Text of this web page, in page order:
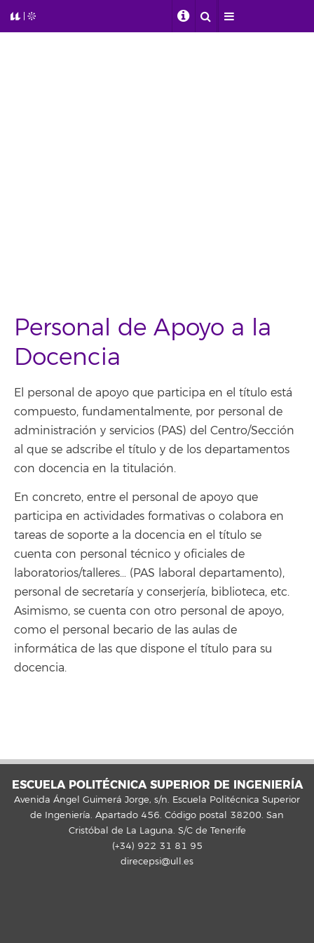
Personal de Apoyo a la
Docencia
El personal de apoyo que participa en el título está
compuesto, fundamentalmente, por personal de
administración y servicios (PAS) del Centro/Sección
al que se adscribe el título y de los departamentos
con docencia en la titulación.
En concreto, entre el personal de apoyo que
participa en actividades formativas o colabora en
tareas de soporte a la docencia en el título se
cuenta con personal técnico y oficiales de
laboratorios/talleres… (PAS laboral departamento),
personal de secretaría y conserjería, biblioteca, etc.
Asimismo, se cuenta con otro personal de apoyo,
como el personal becario de las aulas de
informática de las que dispone el título para su
docencia.
ESCUELA POLITÉCNICA SUPERIOR DE INGENIERÍA
Avenida Ángel Guimerá Jorge, s/n. Escuela Politécnica Superior
de Ingeniería. Apartado 456. Código postal 38200. San
Cristóbal de La Laguna. S/C de Tenerife
(+34) 922 31 81 95
direcepsi@ull.es